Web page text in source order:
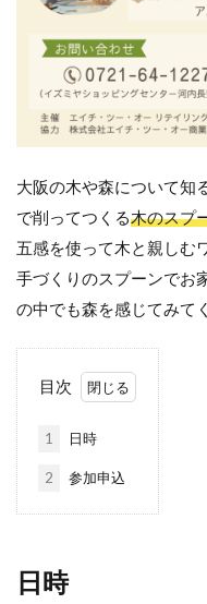
大阪の木や森について知
で削ってつくる木のスプ
五感を使って木と親しむ
手づくりのスプーンでお
の中でも森を感じてみて
目次
1 日時
2 参加申込
日時